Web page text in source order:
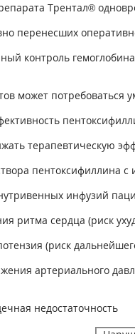
Трентал®
перенесших
контроль
может потребоваться
терапевтическую
пентоксифиллина
инфузий
ритма сердца (риск
(риск
артериального
недостаточность